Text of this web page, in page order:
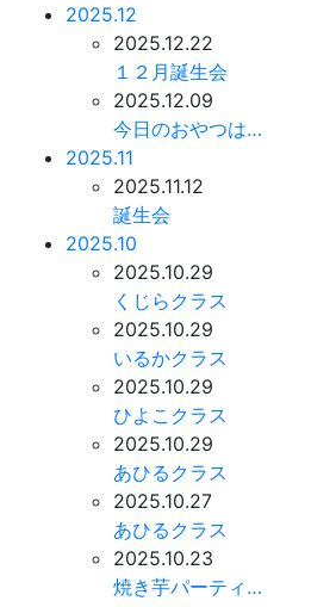
2025.12
2025.12.22
１２月誕生会
2025.12.09
今日のおやつは…
2025.11
2025.11.12
誕生会
2025.10
2025.10.29
くじらクラス
2025.10.29
いるかクラス
2025.10.29
ひよこクラス
2025.10.29
あひるクラス
2025.10.27
あひるクラス
2025.10.23
焼き芋パーティ…